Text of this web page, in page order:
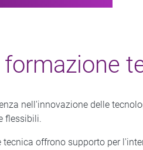
formazione
nell'innovazione delle
flessibili.
offrono supporto per